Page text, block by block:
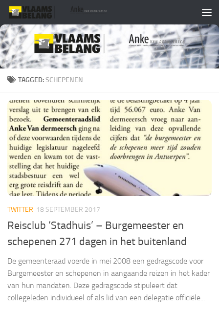
Skip to content
TAGGED:SCHEPENEN
TWITTER 18 SEPTEMBER 2017
Reisclub ‘Stadhuis’ – Burgemeester en
schepenen 271 dagen in het buitenland
De gemeenteraad voerde in mei 2008 een gedragscode voor
Burgemeester en schepenen in aangaande reizen in het kader
van hun mandaten. Deze gedragscode stipuleert dat
collegeleden individueel of als lid van een delegatie officiële...